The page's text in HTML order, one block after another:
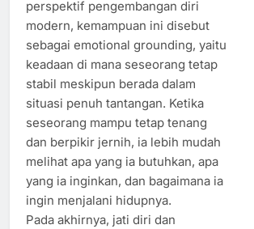
perspektif pengembangan diri
modern, kemampuan ini disebut
sebagai emotional grounding, yaitu
keadaan di mana seseorang tetap
stabil meskipun berada dalam
situasi penuh tantangan. Ketika
seseorang mampu tetap tenang
dan berpikir jernih, ia lebih mudah
melihat apa yang ia butuhkan, apa
yang ia inginkan, dan bagaimana ia
ingin menjalani hidupnya.
Pada akhirnya, jati diri dan